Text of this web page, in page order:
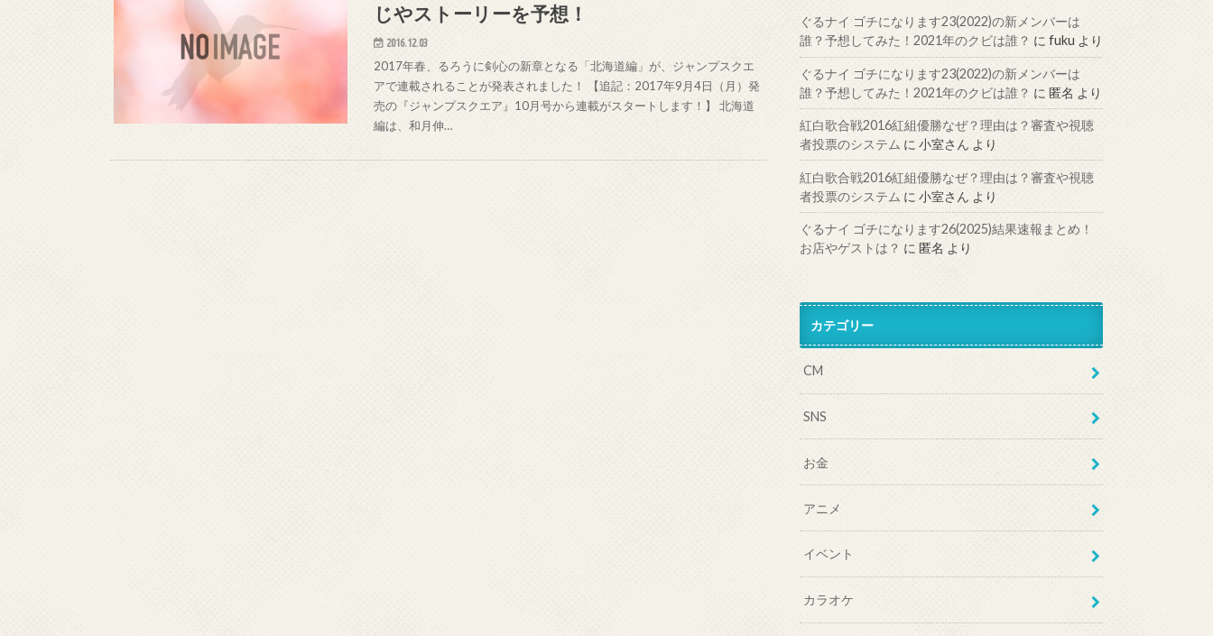
じやストーリーを予想！
2016.12.03
2017年春、るろうに剣心の新章となる「北海道編」が、ジャンプスクエ
アで連載されることが発表されました！ 【追記：2017年9月4日（月）発
売の『ジャンプスクエア』10月号から連載がスタートします！】 北海道
編は、和月伸…
ぐるナイ ゴチになります23(2022)の新メンバーは
誰？予想してみた！2021年のクビは誰？ に fuku より
ぐるナイ ゴチになります23(2022)の新メンバーは
誰？予想してみた！2021年のクビは誰？ に 匿名 より
紅白歌合戦2016紅組優勝なぜ？理由は？審査や視聴
者投票のシステム に 小室さん より
紅白歌合戦2016紅組優勝なぜ？理由は？審査や視聴
者投票のシステム に 小室さん より
ぐるナイ ゴチになります26(2025)結果速報まとめ！
お店やゲストは？ に 匿名 より
カテゴリー
CM
SNS
お金
アニメ
イベント
カラオケ